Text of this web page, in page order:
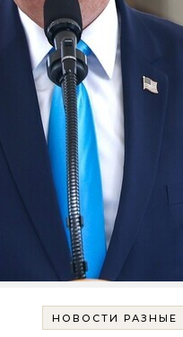
НОВОСТИ РАЗНЫЕ